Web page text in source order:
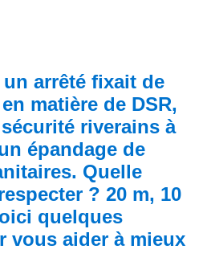
un arrêté fixait de
matière de DSR,
riverains à
épandage de
Quelle
? 20 m, 10
quelques
vous aider à mieux